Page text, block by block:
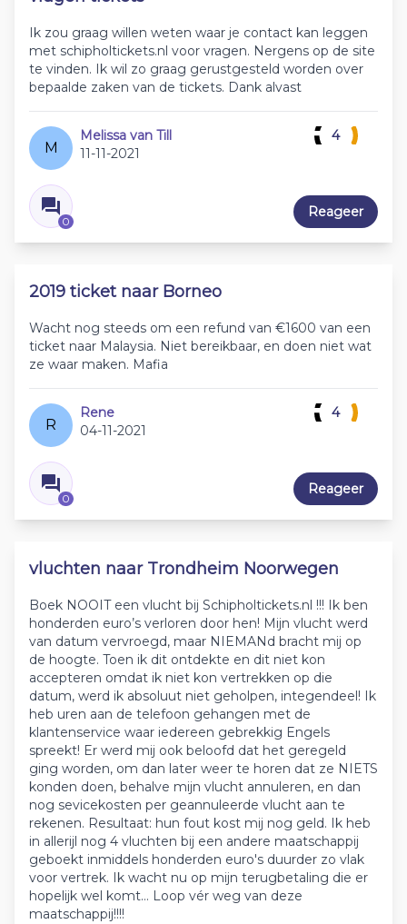
Ik zou graag willen weten waar je contact kan leggen
met schipholtickets.nl voor vragen. Nergens op de site
te vinden. Ik wil zo graag gerustgesteld worden over
bepaalde zaken van de tickets. Dank alvast
M
Melissa van Till
11-11-2021
0
4
Reageer
2019 ticket naar Borneo
Wacht nog steeds om een refund van €1600 van een
ticket naar Malaysia. Niet bereikbaar, en doen niet wat
ze waar maken. Mafia
R
Rene
04-11-2021
0
4
Reageer
vluchten naar Trondheim Noorwegen
Boek NOOIT een vlucht bij Schipholtickets.nl !!! Ik ben
honderden euro’s verloren door hen! Mijn vlucht werd
van datum vervroegd, maar NIEMANd bracht mij op
de hoogte. Toen ik dit ontdekte en dit niet kon
accepteren omdat ik niet kon vertrekken op die
datum, werd ik absoluut niet geholpen, integendeel! Ik
heb uren aan de telefoon gehangen met de
klantenservice waar iedereen gebrekkig Engels
spreekt! Er werd mij ook beloofd dat het geregeld
ging worden, om dan later weer te horen dat ze NIETS
konden doen, behalve mijn vlucht annuleren, en dan
nog sevicekosten per geannuleerde vlucht aan te
rekenen. Resultaat: hun fout kost mij nog geld. Ik heb
in allerijl nog 4 vluchten bij een andere maatschappij
geboekt inmiddels honderden euro's duurder zo vlak
voor vertrek. Ik wacht nu op mijn terugbetaling die er
hopelijk wel komt… Loop vér weg van deze
maatschappij!!!!